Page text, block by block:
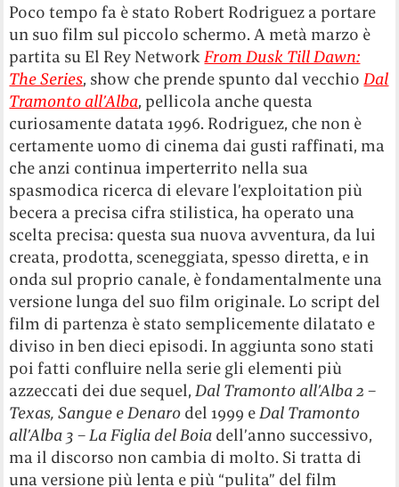
Poco tempo fa è stato Robert Rodriguez a portare
un suo film sul piccolo schermo. A metà marzo è
partita su El Rey NetworkFrom Dusk Till Dawn:
The Series, show che prende spunto dal vecchioDal
Tramonto all’Alba, pellicola anche questa
curiosamente datata 1996. Rodriguez, che non è
certamente uomo di cinema dai gusti raffinati, ma
che anzi continua imperterrito nella sua
spasmodica ricerca di elevare l’exploitation più
becera a precisa cifra stilistica, ha operato una
scelta precisa: questa sua nuova avventura, da lui
creata, prodotta, sceneggiata, spesso diretta, e in
onda sul proprio canale, è fondamentalmente una
versione lunga del suo film originale. Lo script del
film di partenza è stato semplicemente dilatato e
diviso in ben dieci episodi. In aggiunta sono stati
poi fatti confluire nella serie gli elementi più
azzeccati dei due sequel,Dal Tramonto all’Alba 2 –
Texas, Sangue e Denaro del 1999 eDal Tramonto
all’Alba 3 – La Figlia del Boia dell’anno successivo,
ma il discorso non cambia di molto. Si tratta di
una versione più lenta e più “pulita” del film